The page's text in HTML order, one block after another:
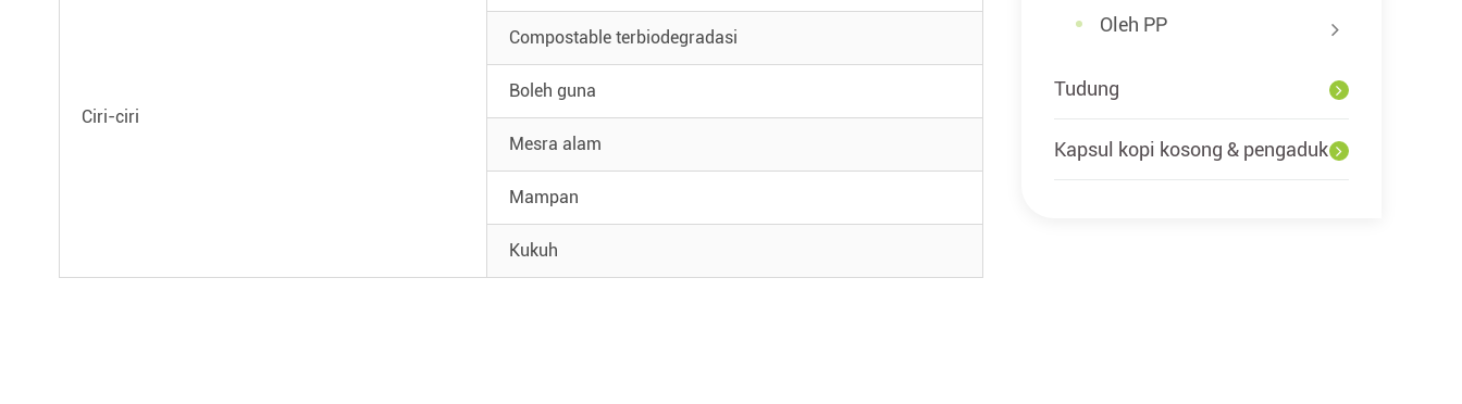
Ciri-ciri
Compostable terbiodegradasi
Boleh guna
Mesra alam
Mampan
Kukuh
Oleh PP
Tudung
Kapsul kopi kosong & pengaduk